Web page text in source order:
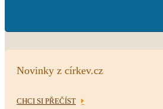
Novinky z církev.cz
CHCI SI PŘEČÍST